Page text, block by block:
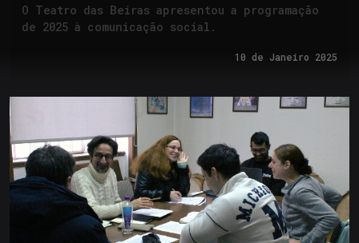
O Teatro das Beiras apresentou a programação
de 2025 à comunicação social.
10 de Janeiro 2025